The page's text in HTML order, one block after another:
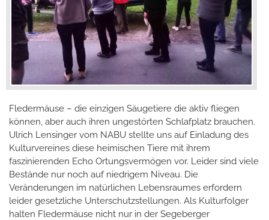
Fledermäuse – die einzigen Säugetiere die aktiv fliegen
können, aber auch ihren ungestörten Schlafplatz brauchen.
Ulrich Lensinger vom NABU stellte uns auf Einladung des
Kulturvereines diese heimischen Tiere mit ihrem
faszinierenden Echo Ortungsvermögen vor. Leider sind viele
Bestände nur noch auf niedrigem Niveau. Die
Veränderungen im natürlichen Lebensraumes erfordern
leider gesetzliche Unterschutzstellungen. Als Kulturfolger
halten Fledermäuse nicht nur in der Segeberger